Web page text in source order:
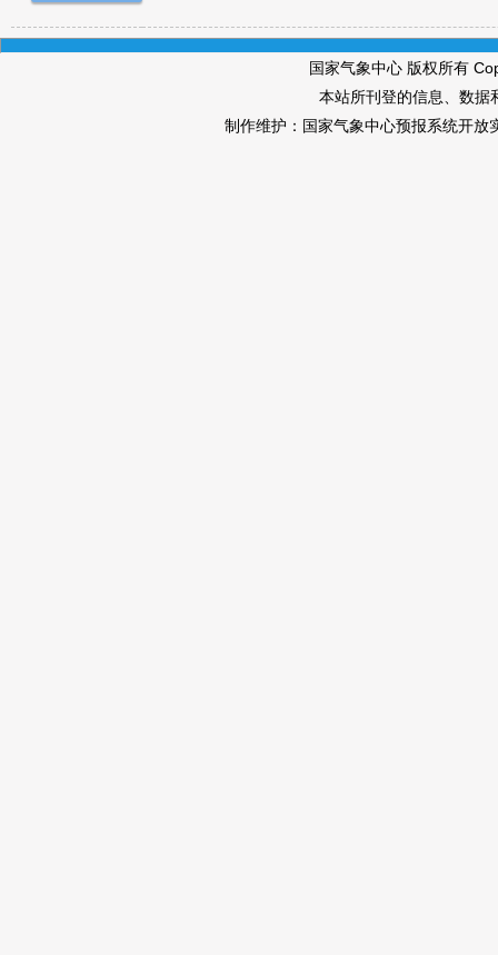
国家气象中心 版权所有
本站所刊登的信息、数据
制作维护：国家气象中心预报系统开